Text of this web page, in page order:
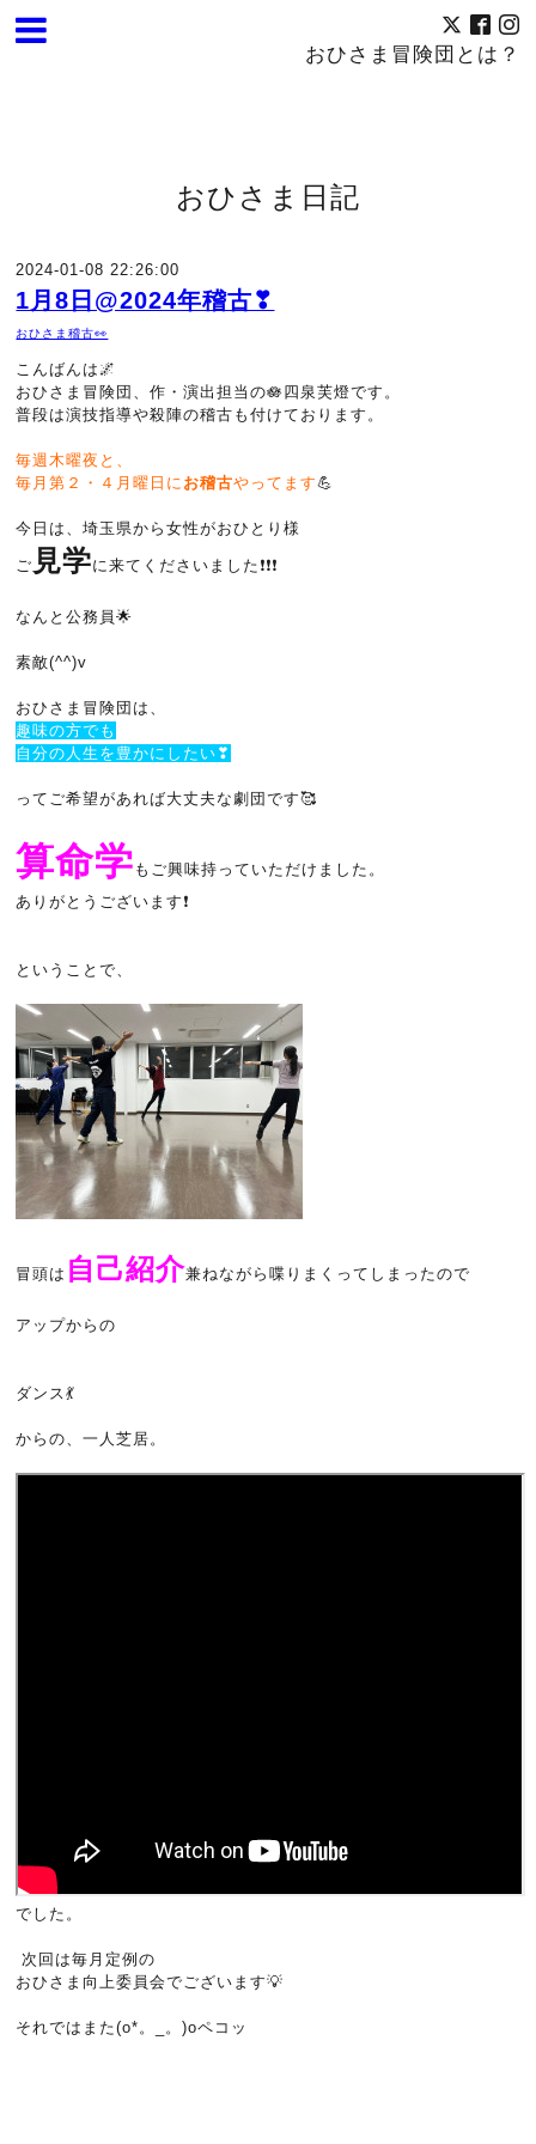
おひさま冒険団とは？
おひさま日記
2024-01-08 22:26:00
1月8日@2024年稽古❣
おひさま稽古👀
こんばんは🌌
おひさま冒険団、作・演出担当の🪷四泉芙燈です。
普段は演技指導や殺陣の稽古も付けております。
毎週木曜夜と、
毎月第２・４月曜日に お稽古やってます💪
今日は、埼玉県から女性がおひとり様
ご 見学に来てくださいました❗❗❗
なんと公務員🌟
素敵(^^)v
おひさま冒険団は、
趣味の方でも
自分の人生を豊かにしたい❣
ってご希望があれば大丈夫な劇団です🥰
算命学 もご興味持っていただけました。
ありがとうございます❗
ということで、
冒頭は 自己紹介兼ねながら喋りまくってしまったので
アップからの
ダンス💃
からの、一人芝居。
でした。
次回は毎月定例の
おひさま向上委員会でございます💡
それではまた(o*。_。)oペコッ